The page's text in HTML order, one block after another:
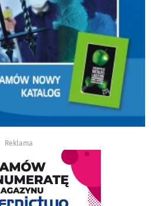
Reklama